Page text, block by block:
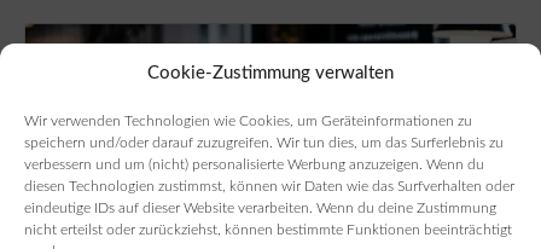
Cookie-Zustimmung verwalten
Wir verwenden Technologien wie Cookies, um Geräteinformationen zu
speichern und/oder darauf zuzugreifen. Wir tun dies, um das Surferlebnis zu
verbessern und um (nicht) personalisierte Werbung anzuzeigen. Wenn du
diesen Technologien zustimmst, können wir Daten wie das Surfverhalten oder
eindeutige IDs auf dieser Website verarbeiten. Wenn du deine Zustimmung
nicht erteilst oder zurückziehst, können bestimmte Funktionen beeinträchtigt